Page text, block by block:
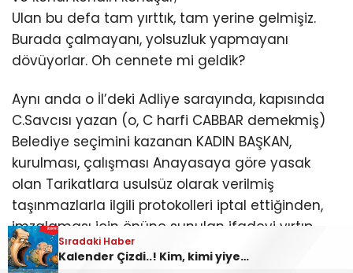
Sıradaki Haber
ÇERÇEVENİZ BATSIN!
Ulan bu defa tam yırttık, tam yerine gelmişiz.
Burada çalmayanı, yolsuzluk yapmayanı
dövüyorlar. Oh cennete mi geldik?
Aynı anda o İl’deki Adliye sarayında, kapısında
C.Savcısı yazan (o, C harfi CABBAR demekmiş)
Belediye seçimini kazanan KADIN BAŞKAN,
kurulması, çalışması Anayasaya göre yasak
olan Tarikatlara usulsüz olarak verilmiş
taşınmazlarla ilgili protokolleri iptal ettiğinden,
imzalaması için önüne sunulan ifadeyi yırtıp
atmış! “Ben yolsuzluk yapmam. Böyle bir
kağıdı imzalayacağıma, girer yatarım.
Sıradaki Haber
Kalender Çizdi..! Kim, kimi yiyecek?..